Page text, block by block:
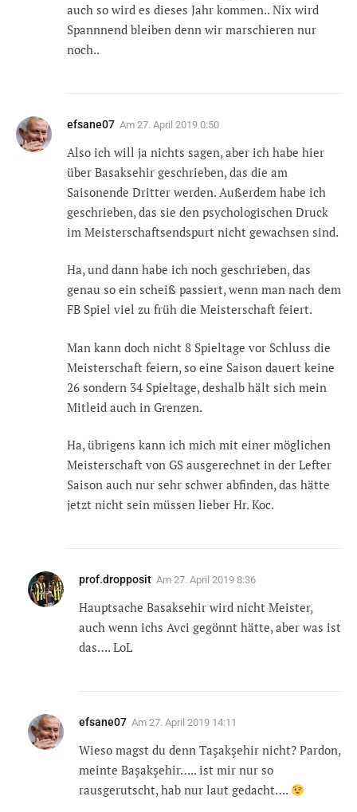
auch so wird es dieses Jahr kommen.. Nix wird
Spannnend bleiben denn wir marschieren nur
noch..
efsane07 Am 27. April 2019 0:50
Also ich will ja nichts sagen, aber ich habe hier
über Basaksehir geschrieben, das die am
Saisonende Dritter werden. Außerdem habe ich
geschrieben, das sie den psychologischen Druck
im Meisterschaftsendspurt nicht gewachsen sind.
Ha, und dann habe ich noch geschrieben, das
genau so ein scheiß passiert, wenn man nach dem
FB Spiel viel zu früh die Meisterschaft feiert.
Man kann doch nicht 8 Spieltage vor Schluss die
Meisterschaft feiern, so eine Saison dauert keine
26 sondern 34 Spieltage, deshalb hält sich mein
Mitleid auch in Grenzen.
Ha, übrigens kann ich mich mit einer möglichen
Meisterschaft von GS ausgerechnet in der Lefter
Saison auch nur sehr schwer abfinden, das hätte
jetzt nicht sein müssen lieber Hr. Koc.
prof.dropposit Am 27. April 2019 8:36
Hauptsache Basaksehir wird nicht Meister,
auch wenn ichs Avci gegönnt hätte, aber was ist
das…. LoL
efsane07 Am 27. April 2019 14:11
Wieso magst du denn Taşakşehir nicht? Pardon,
meinte Başakşehir….. ist mir nur so
rausgerutscht, hab nur laut gedacht….